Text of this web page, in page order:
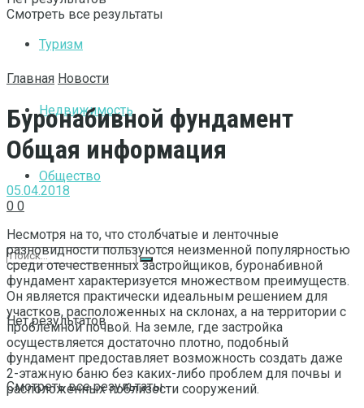
Туризм
Недвижимость
Общество
Нет результатов
Смотреть все результаты
Смотреть все результаты
Главная Новости
Буронабивной фундамент
Общая информация
05.04.2018
0 0
Несмотря на то, что столбчатые и ленточные
разновидности пользуются неизменной популярностью
среди отечественных застройщиков, буронабивной
фундамент характеризуется множеством преимуществ.
Он является практически идеальным решением для
участков, расположенных на склонах, а на территории с
проблемной почвой. На земле, где застройка
осуществляется достаточно плотно, подобный
фундамент предоставляет возможность создать даже
2-этажную баню без каких-либо проблем для почвы и
расположенных поблизости сооружений.